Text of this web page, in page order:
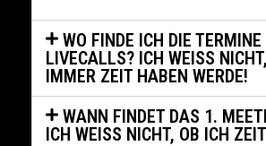
WO FINDE ICH DIE TERMINE
LIVECALLS? ICH WEISS
IMMER ZEIT HABEN WERDE!
WANN FINDET DAS 1.
ICH WEISS NICHT, OB ICH